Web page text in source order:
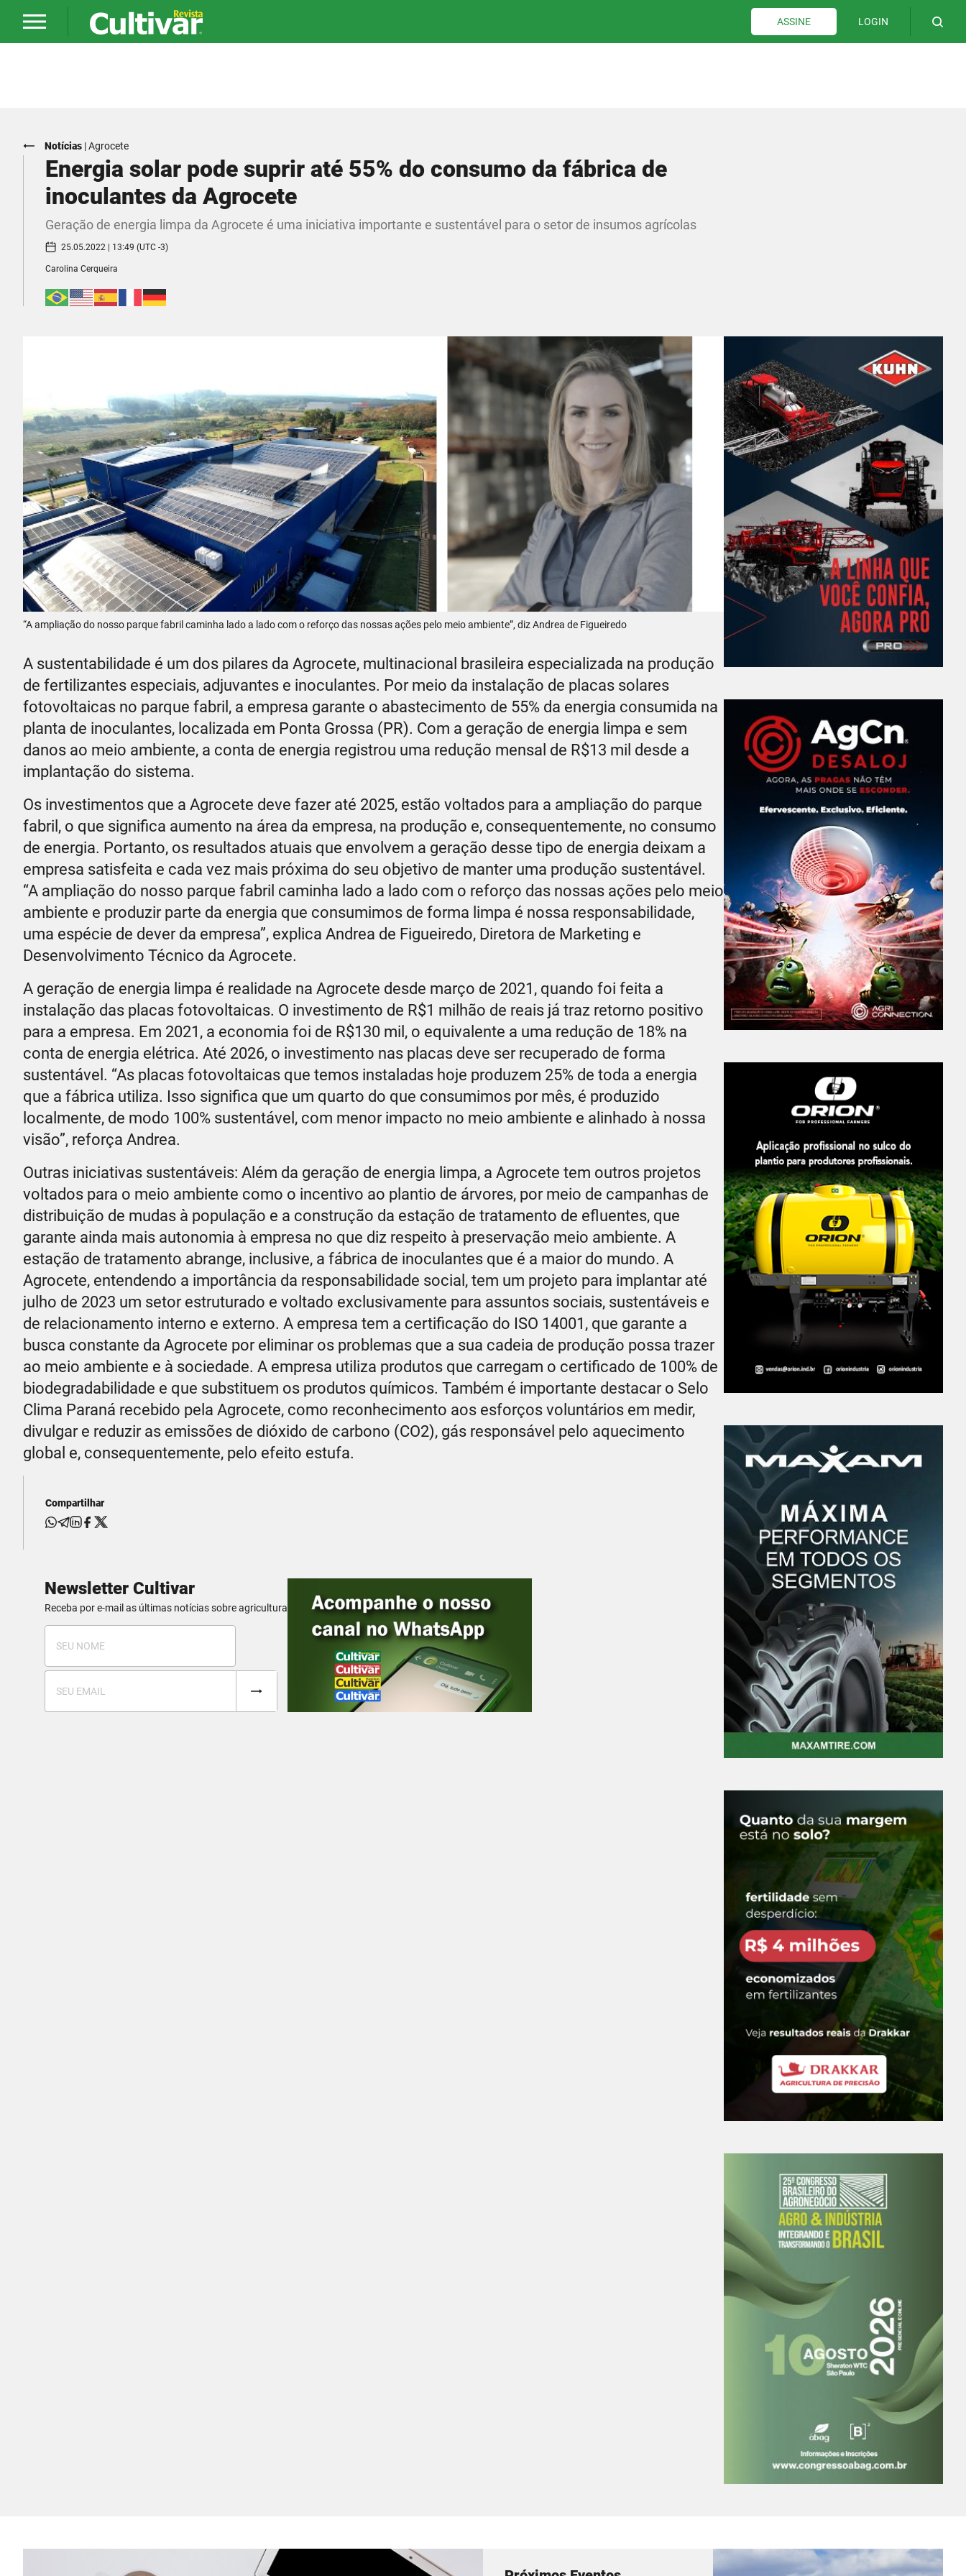
ASSINE LOGIN
Notícias |Agrocete
Energia solar pode suprir até 55% do consumo da fábrica de
inoculantes da Agrocete
Geração de energia limpa da Agrocete é uma iniciativa importante e sustentável para o setor de insumos agrícolas
25.05.2022 | 13:49 (UTC -3)
Carolina Cerqueira
“A ampliação do nosso parque fabril caminha lado a lado com o reforço das nossas ações pelo meio ambiente”, diz Andrea de Figueiredo
A sustentabilidade é um dos pilares da Agrocete, multinacional brasileira especializada na produção
de fertilizantes especiais, adjuvantes e inoculantes. Por meio da instalação de placas solares
fotovoltaicas no parque fabril, a empresa garante o abastecimento de 55% da energia consumida na
planta de inoculantes, localizada em Ponta Grossa (PR). Com a geração de energia limpa e sem
danos ao meio ambiente, a conta de energia registrou uma redução mensal de R$13 mil desde a
implantação do sistema.
Os investimentos que a Agrocete deve fazer até 2025, estão voltados para a ampliação do parque
fabril, o que significa aumento na área da empresa, na produção e, consequentemente, no consumo
de energia. Portanto, os resultados atuais que envolvem a geração desse tipo de energia deixam a
empresa satisfeita e cada vez mais próxima do seu objetivo de manter uma produção sustentável.
“A ampliação do nosso parque fabril caminha lado a lado com o reforço das nossas ações pelo meio
ambiente e produzir parte da energia que consumimos de forma limpa é nossa responsabilidade,
uma espécie de dever da empresa”, explica Andrea de Figueiredo, Diretora de Marketing e
Desenvolvimento Técnico da Agrocete.
A geração de energia limpa é realidade na Agrocete desde março de 2021, quando foi feita a
instalação das placas fotovoltaicas. O investimento de R$1 milhão de reais já traz retorno positivo
para a empresa. Em 2021, a economia foi de R$130 mil, o equivalente a uma redução de 18% na
conta de energia elétrica. Até 2026, o investimento nas placas deve ser recuperado de forma
sustentável. “As placas fotovoltaicas que temos instaladas hoje produzem 25% de toda a energia
que a fábrica utiliza. Isso significa que um quarto do que consumimos por mês, é produzido
localmente, de modo 100% sustentável, com menor impacto no meio ambiente e alinhado à nossa
visão”, reforça Andrea.
Outras iniciativas sustentáveis: Além da geração de energia limpa, a Agrocete tem outros projetos
voltados para o meio ambiente como o incentivo ao plantio de árvores, por meio de campanhas de
distribuição de mudas à população e a construção da estação de tratamento de efluentes, que
garante ainda mais autonomia à empresa no que diz respeito à preservação meio ambiente. A
estação de tratamento abrange, inclusive, a fábrica de inoculantes que é a maior do mundo. A
Agrocete, entendendo a importância da responsabilidade social, tem um projeto para implantar até
julho de 2023 um setor estruturado e voltado exclusivamente para assuntos sociais, sustentáveis e
de relacionamento interno e externo. A empresa tem a certificação do ISO 14001, que garante a
busca constante da Agrocete por eliminar os problemas que a sua cadeia de produção possa trazer
ao meio ambiente e à sociedade. A empresa utiliza produtos que carregam o certificado de 100% de
biodegradabilidade e que substituem os produtos químicos. Também é importante destacar o Selo
Clima Paraná recebido pela Agrocete, como reconhecimento aos esforços voluntários em medir,
divulgar e reduzir as emissões de dióxido de carbono (CO2), gás responsável pelo aquecimento
global e, consequentemente, pelo efeito estufa.
Compartilhar
Newsletter Cultivar
Receba por e-mail as últimas notícias sobre agricultura